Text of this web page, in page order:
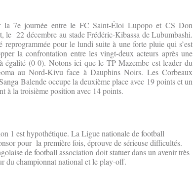
7e journée entre le FC Saint-Éloi Lupopo et CS Don
le 22 décembre au stade Frédéric-Kibassa de Lubumbashi.
pour le lundi suite à une forte pluie qui s’est
la confrontation entre les vingt-deux acteurs après une
égalité (0-0). Notons ici que le TP Mazembe est leader du
au Nord-Kivu face à Dauphins Noirs. Les Corbeaux
Balende occupe la deuxième place avec 19 points et un
à la troisième position avec 14 points.
1 est hypothétique. La Ligue nationale de football
pour la première fois, éprouve de sérieuse difficultés.
de football association doit statuer dans un avenir très
du championnat national et le play-off.